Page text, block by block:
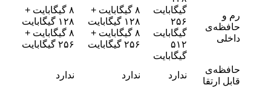
رم و
حافظه‌ی
داخلی
گیگابایت
۲۵۶
گیگابایت
۵۱۲
گیگابایت
۸ گیگابایت +
۱۲۸ گیگابایت
۸ گیگابایت +
۲۵۶ گیگابایت
۸ گیگابایت +
۱۲۸ گیگابایت
۸ گیگابایت +
۲۵۶ گیگابایت
حافظه‌ی
قابل ارتقا
ندارد ندارد ندارد